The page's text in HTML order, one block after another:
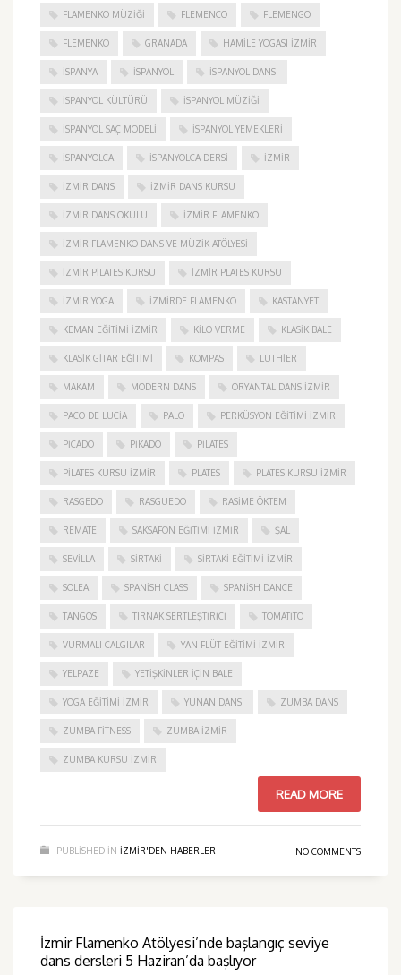
FLAMENKO MÜZIĞI FLEMENCO FLEMENGO
FLEMENKO GRANADA HAMILE YOGASI İZMIR
ISPANYA İSPANYOL İSPANYOL DANSI
İSPANYOL KÜLTÜRÜ İSPANYOL MÜZIĞI
İSPANYOL SAÇ MODELI İSPANYOL YEMEKLERI
İSPANYOLCA İSPANYOLCA DERSI IZMIR
IZMIR DANS IZMIR DANS KURSU
IZMIR DANS OKULU IZMIR FLAMENKO
İZMIR FLAMENKO DANS VE MÜZIK ATÖLYESI
İZMIR PILATES KURSU İZMIR PLATES KURSU
İZMIR YOGA IZMIRDE FLAMENKO KASTANYET
KEMAN EĞITIMI İZMIR KILO VERME KLASIK BALE
KLASIK GITAR EĞITIMI KOMPAS LUTHIER
MAKAM MODERN DANS ORYANTAL DANS İZMIR
PACO DE LUCIA PALO PERKÜSYON EĞITIMI İZMIR
PICADO PIKADO PILATES
PILATES KURSU İZMIR PLATES PLATES KURSU İZMIR
RASGEDO RASGUEDO RASIME ÖKTEM
REMATE SAKSAFON EĞITIMI İZMIR ŞAL
SEVILLA SIRTAKI SIRTAKI EĞITIMI İZMIR
SOLEA SPANISH CLASS SPANISH DANCE
TANGOS TIRNAK SERTLEŞTIRICI TOMATITO
VURMALI ÇALGILAR YAN FLÜT EĞITIMI İZMIR
YELPAZE YETIŞKINLER IÇIN BALE
YOGA EĞITIMI İZMIR YUNAN DANSI ZUMBA DANS
ZUMBA FITNESS ZUMBA İZMIR
ZUMBA KURSU İZMIR
READ MORE
PUBLISHED IN IZMIR'DEN HABERLER NO COMMENTS
İzmir Flamenko Atölyesi’nde başlangıç seviye
dans dersleri 5 Haziran’da başlıyor